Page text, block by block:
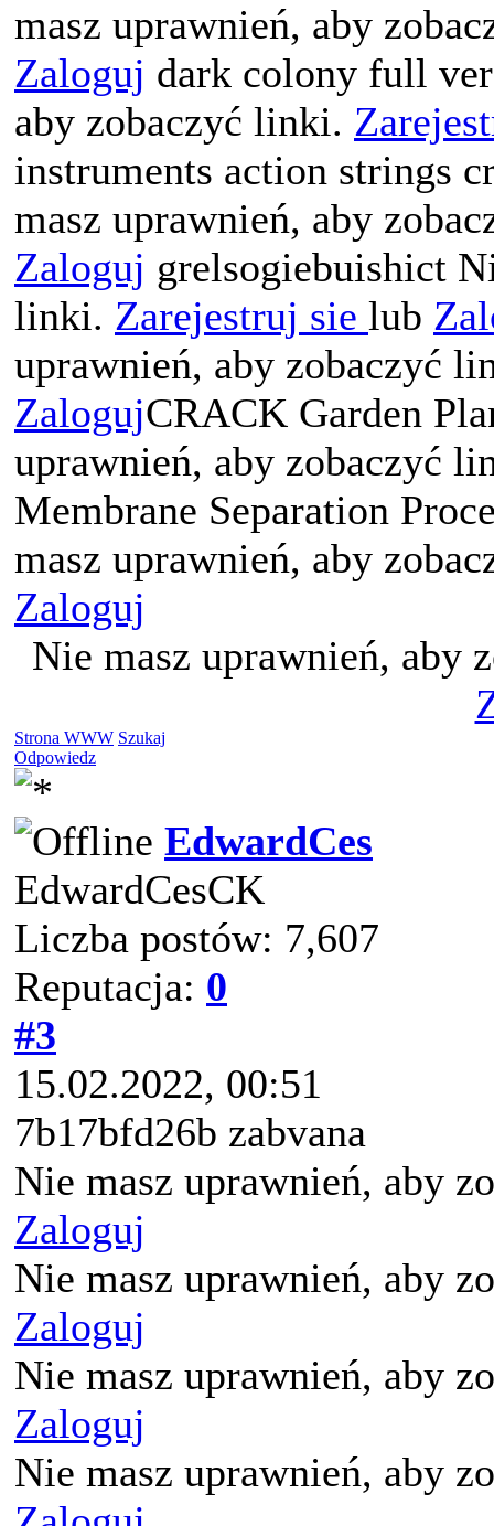
masz uprawnień, aby
Zaloguj dark colony full
aby zobaczyć linki.
instruments action strings
masz uprawnień, aby
Zaloguj grelsogiebuishict
linki. Zarejestruj sie lub
uprawnień, aby zobaczyć
ZalogujCRACK Garden
uprawnień, aby zobaczyć
Membrane Separation
masz uprawnień, aby
Zaloguj
Nie masz uprawnień, aby
Strona WWW Szukaj
Odpowiedz
EdwardCes
EdwardCesCK
Liczba postów: 7,607
Reputacja: 0
#3
15.02.2022, 00:51
7b17bfd26b zabvana
Nie masz uprawnień, aby
Zaloguj
Nie masz uprawnień, aby
Zaloguj
Nie masz uprawnień, aby
Zaloguj
Nie masz uprawnień, aby